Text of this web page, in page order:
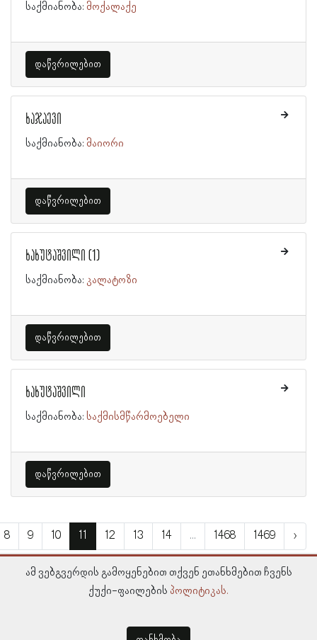
საქმიანობა: მოქალაქე
დაწვრილებით
ხაჯაევი
საქმიანობა: მაიორი
დაწვრილებით
ხახუტაშვილი (1)
საქმიანობა: კალატოზი
დაწვრილებით
ხახუტაშვილი
საქმიანობა: საქმისმწარმოებელი
დაწვრილებით
8 9 10 11 12 13 14 ... 1468 1469 ›
ამ ვებგვერდის გამოყენებით თქვენ ეთანხმებით ჩვენს
ქუქი-ფაილების პოლიტიკას.